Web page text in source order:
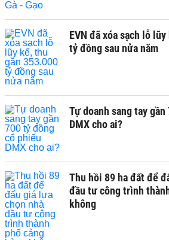
EVN đã xóa sạch lỗ
tỷ đồng sau nửa năm
Tự doanh sang tay
DMX cho ai?
Thu hồi 89 ha đất để
đầu tư công trình
không